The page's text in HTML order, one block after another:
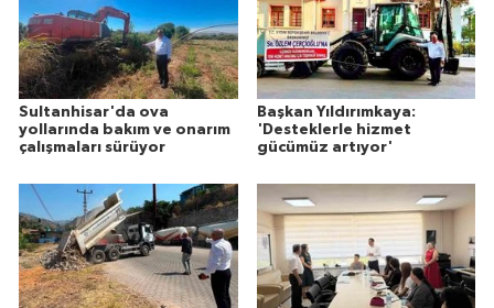
Sultanhisar'da ova
yollarında bakım ve onarım
çalışmaları sürüyor
Başkan Yıldırımkaya:
'Desteklerle hizmet
gücümüz artıyor'